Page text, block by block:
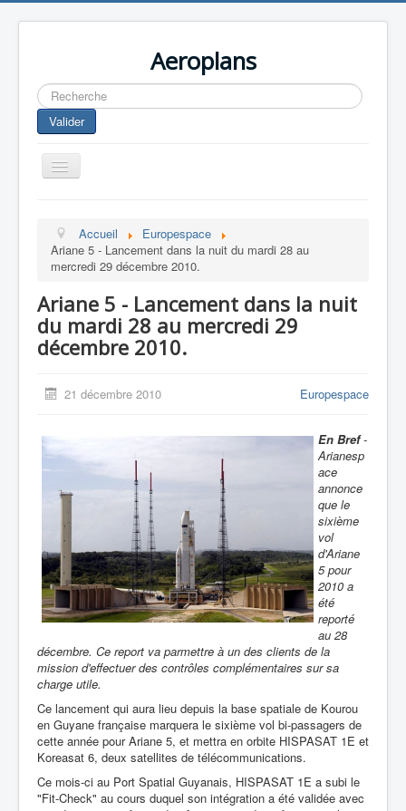
Aeroplans
Rechercher
Valider
Toggle
Navigation
Aviation Commerciale
Aviation d'Affaire
Aviation Militaire
Europespace
Accueil
Europespace
Ariane 5 - Lancement dans la nuit du mardi 28 au
mercredi 29 décembre 2010.
Ariane 5 - Lancement dans la nuit
du mardi 28 au mercredi 29
décembre 2010.
21 décembre 2010 Europespace
En Bref-
Arianesp
ace
annonce
que le
sixième
vol
d'Ariane
5 pour
2010 a
été
reporté
au 28
décembre. Ce report va parmettre à un des clients de la
mission d'effectuer des contrôles complémentaires sur sa
charge utile.
Ce lancement qui aura lieu depuis la base spatiale de Kourou
en Guyane française marquera le sixième vol bi-passagers de
cette année pour Ariane 5, et mettra en orbite HISPASAT 1E et
Koreasat 6, deux satellites de télécommunications.
Ce mois-ci au Port Spatial Guyanais, HISPASAT 1E a subi le
"Fit-Check" au cours duquel son intégration a été validée avec